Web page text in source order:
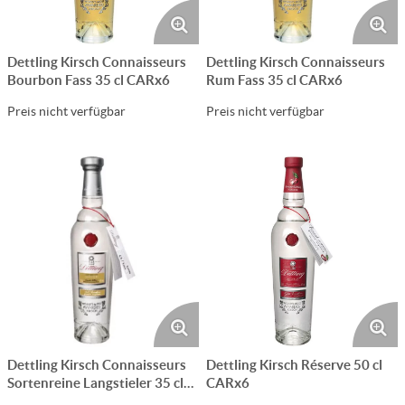
Dettling Kirsch Connaisseurs
Bourbon Fass 35 cl CARx6
Preis nicht verfügbar
Dettling Kirsch Connaisseurs
Rum Fass 35 cl CARx6
Preis nicht verfügbar
Dettling Kirsch Connaisseurs
Sortenreine Langstieler 35 cl
Dettling Kirsch Réserve 50 cl
CARx6